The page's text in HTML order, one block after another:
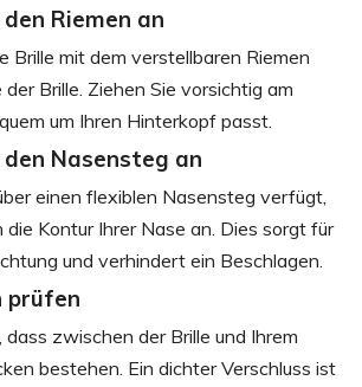
Riemen an
Brille mit dem verstellbaren Riemen
Brille. Ziehen Sie vorsichtig am
um Ihren Hinterkopf passt.
den Nasensteg an
einen flexiblen Nasensteg verfügt,
die Kontur Ihrer Nase an. Dies sorgt für
und verhindert ein Beschlagen.
prüfen
dass zwischen der Brille und Ihrem
bestehen. Ein dichter Verschluss ist